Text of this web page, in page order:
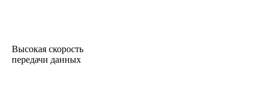
Высокая скорость
передачи данных